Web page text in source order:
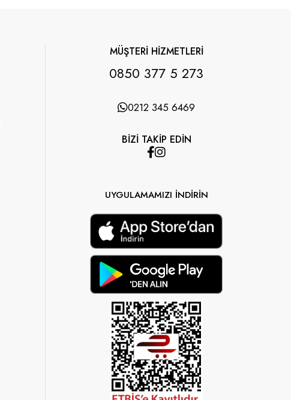
MÜŞTERİ HİZMETLERİ
0850 377 5 273
0212 345 6469
BİZİ TAKİP EDİN
UYGULAMAMIZI İNDİRİN